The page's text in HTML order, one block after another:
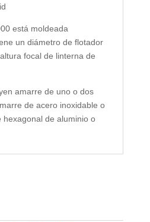
está moldeada
un diámetro de flotador
focal de linterna de
amarre de uno o dos
de acero inoxidable o
hexagonal de aluminio o